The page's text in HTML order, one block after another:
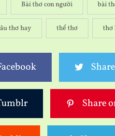
Bài thơ con người bài
thơ hay thể thơ thơ
Share